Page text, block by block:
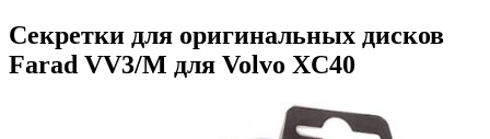
Секретки для оригинальных дисков
Farad VV3/M для Volvo XC40